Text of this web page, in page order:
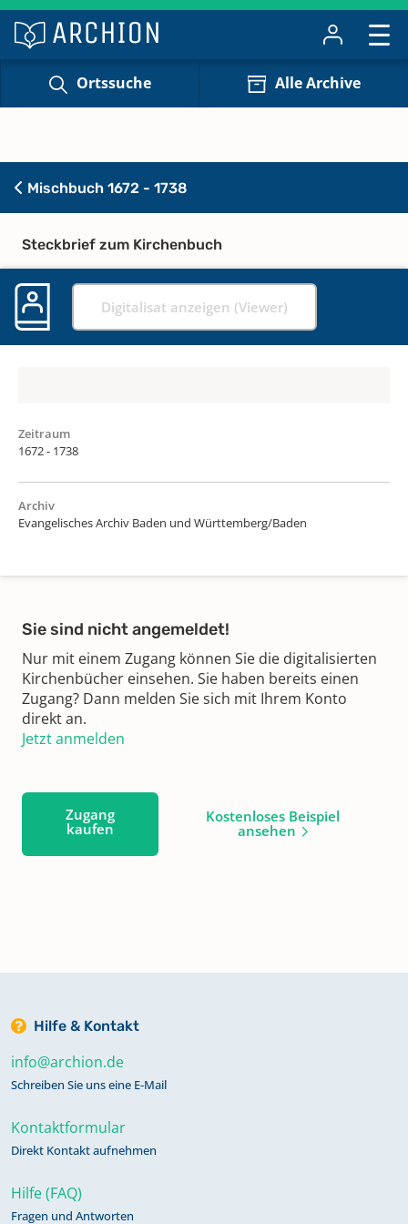
Ortssuche Alle Archive
Mischbuch 1672 - 1738
Steckbrief zum Kirchenbuch
Digitalisat anzeigen (Viewer)
Zeitraum
1672 - 1738
Archiv
Evangelisches Archiv Baden und Württemberg/Baden
Sie sind nicht angemeldet!
Nur mit einem Zugang können Sie die digitalisierten
Kirchenbücher einsehen. Sie haben bereits einen
Zugang? Dann melden Sie sich mit Ihrem Konto
direkt an.
Jetzt anmelden
Zugang
kaufen
Kostenloses Beispiel
ansehen
Hilfe & Kontakt
info@archion.de
Schreiben Sie uns eine E-Mail
Kontaktformular
Direkt Kontakt aufnehmen
Hilfe (FAQ)
Fragen und Antworten